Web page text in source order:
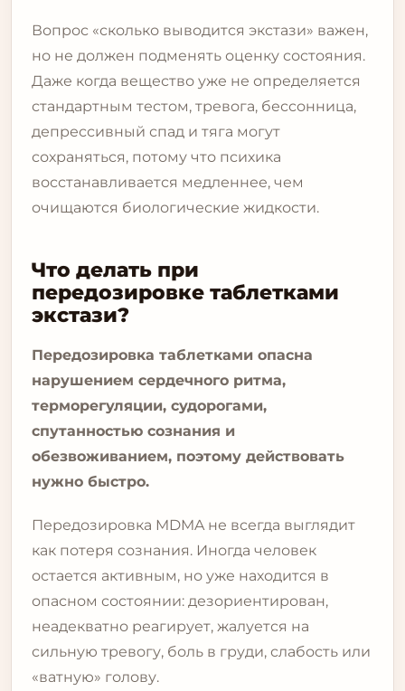
Вопрос «сколько выводится экстази» важен,
но не должен подменять оценку состояния.
Даже когда вещество уже не определяется
стандартным тестом, тревога, бессонница,
депрессивный спад и тяга могут
сохраняться, потому что психика
восстанавливается медленнее, чем
очищаются биологические жидкости.
Что делать при
передозировке таблетками
экстази?
Передозировка таблетками опасна
нарушением сердечного ритма,
терморегуляции, судорогами,
спутанностью сознания и
обезвоживанием, поэтому действовать
нужно быстро.
Передозировка MDMA не всегда выглядит
как потеря сознания. Иногда человек
остается активным, но уже находится в
опасном состоянии: дезориентирован,
неадекватно реагирует, жалуется на
сильную тревогу, боль в груди, слабость или
«ватную» голову.